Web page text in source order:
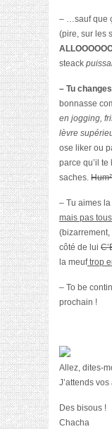
– …sauf que
(pire, sur les
steack
– Tu
bonnasse
en jogging,
lèvre
ose liker ou
parce qu’il te
saches. Hum²
– Tu aimes
mais pas tous
(bizarrement,
côté de lui
la meuftrop
– To be
prochain !
Allez, dites-
J’attends
Des bisous !
Chacha